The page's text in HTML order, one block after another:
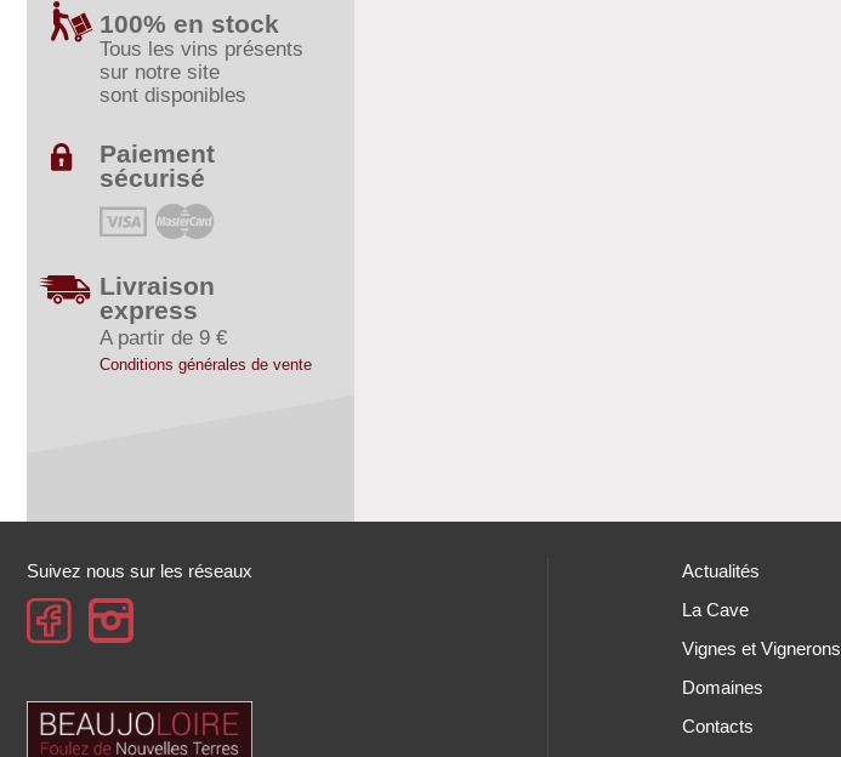
100% en stock
Tous les vins présents
sur notre site
sont disponibles
Paiement
sécurisé
Livraison
express
A partir de 9 €
Conditions générales de vente
Actualités
La Cave
Vignes et Vignerons
Domaines
Contacts
Suivez nous sur les réseaux